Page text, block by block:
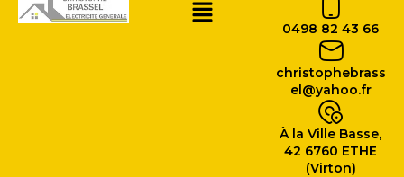
0498 82 43 66
christophebrass
el@yahoo.fr
À la Ville Basse,
42 6760 ETHE
(Virton)